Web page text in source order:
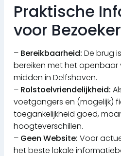
Praktische
voor
– Bereikbaarheid: De brug
bereiken met het
midden in Delfshaven.
– Rolstoelvriendelijkheid:
voetgangers en (mogelijk)
toegankelijkheid goed,
hoogteverschillen.
– Geen Website: Voor
het beste lokale